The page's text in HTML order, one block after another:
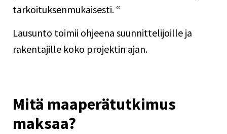
tarkoituksenmukaisesti. “
Lausunto toimii ohjeena suunnittelijoille ja
rakentajille koko projektin ajan.
Mitä maaperätutkimus
maksaa?